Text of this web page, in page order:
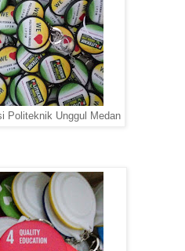
Politeknik Unggul Medan